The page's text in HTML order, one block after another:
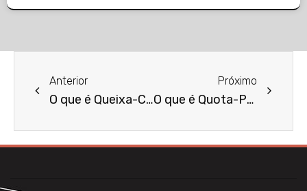
Anterior
O que é Queixa-Crime?
Próximo
O que é Quota-Parte?